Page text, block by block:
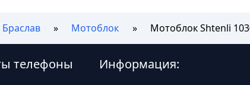
Браслав Мотоблок Мотоблок Shtenli
телефоны
Информация: